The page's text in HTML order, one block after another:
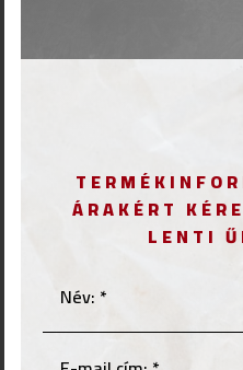
ÁRAKÉRT
LENTI